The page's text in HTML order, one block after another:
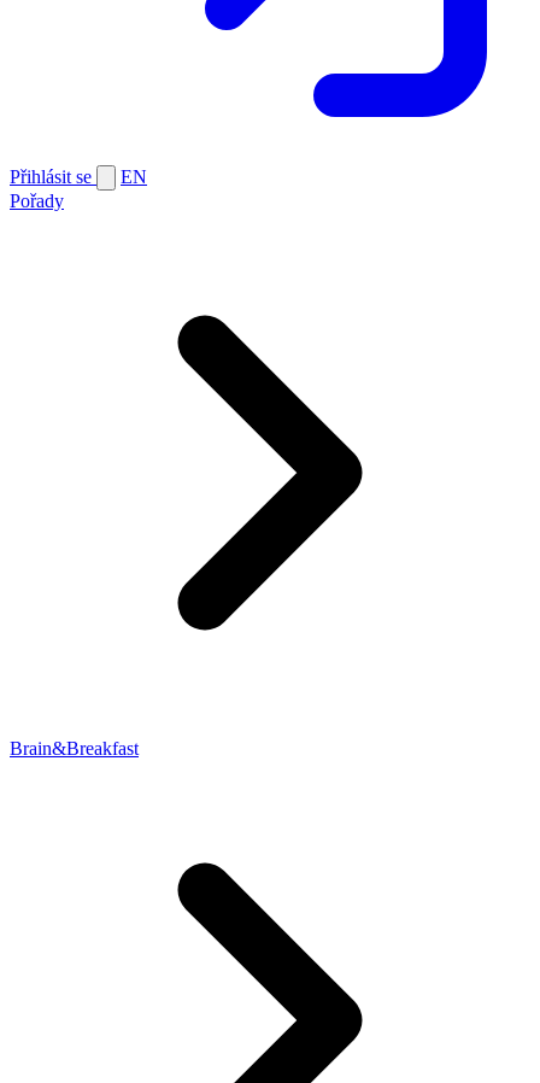
Přihlásit se
EN
Pořady
Brain&Breakfast